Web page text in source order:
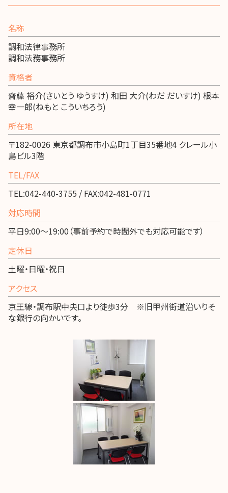
名称
調和法律事務所
調和法務事務所
資格者
齋藤 裕介(さいとう ゆうすけ) 和田 大介(わだ だいすけ) 根本
幸一郎(ねもと こういちろう)
所在地
〒182-0026 東京都調布市小島町1丁目35番地4 クレール小
島ビル3階
TEL/FAX
TEL:042-440-3755 / FAX:042-481-0771
対応時間
平日9:00～19:00（事前予約で時間外でも対応可能です）
定休日
土曜・日曜・祝日
アクセス
京王線・調布駅中央口より徒歩3分 ※旧甲州街道沿いりそ
な銀行の向かいです。